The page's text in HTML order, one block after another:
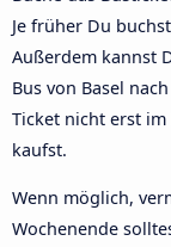
Je früher Du
Außerdem kannst
Bus von Basel
Ticket nicht erst
kaufst.
Wenn möglich,
Wochenende